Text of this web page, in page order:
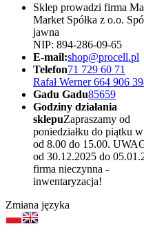
Sklep prowadzi firma
Market Spółka z o.o.
jawna
NIP: 894-286-09-65
E-mail:shop@procell.pl
Telefon71 729 60 71
Rafał Werner 664 906
Gadu Gadu85659
Godziny działania
sklepuZapraszamy od
poniedziałku do piątku
od 8.00 do 15.00.
od 30.12.2025 do
firma nieczynna -
inwentaryzacja!
Zmiana języka